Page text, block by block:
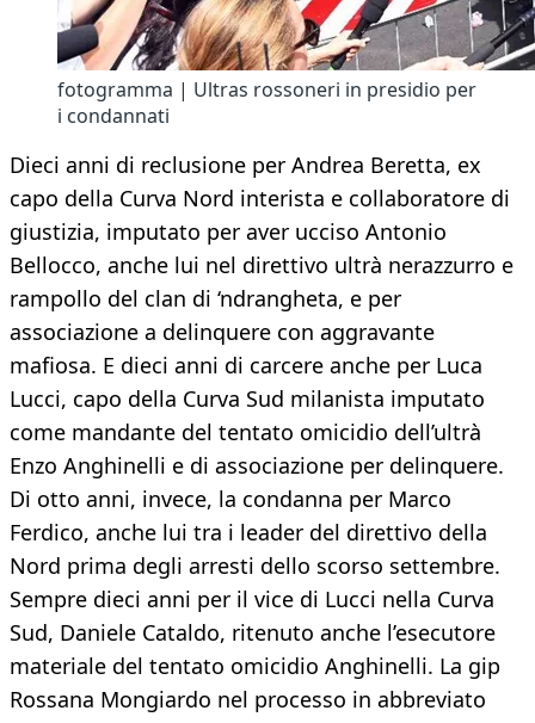
fotogramma | Ultras rossoneri in presidio per
i condannati
Dieci anni di reclusione per Andrea Beretta, ex
capo della Curva Nord interista e collaboratore di
giustizia, imputato per aver ucciso Antonio
Bellocco, anche lui nel direttivo ultrà nerazzurro e
rampollo del clan di ‘ndrangheta, e per
associazione a delinquere con aggravante
mafiosa. E dieci anni di carcere anche per Luca
Lucci, capo della Curva Sud milanista imputato
come mandante del tentato omicidio dell’ultrà
Enzo Anghinelli e di associazione per delinquere.
Di otto anni, invece, la condanna per Marco
Ferdico, anche lui tra i leader del direttivo della
Nord prima degli arresti dello scorso settembre.
Sempre dieci anni per il vice di Lucci nella Curva
Sud, Daniele Cataldo, ritenuto anche l’esecutore
materiale del tentato omicidio Anghinelli. La gip
Rossana Mongiardo nel processo in abbreviato